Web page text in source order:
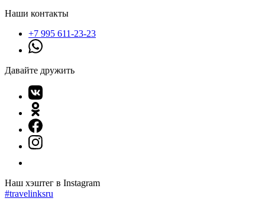
Наши контакты
+7 995 611-23-23
Давайте дружить
Наш хэштег в Instagram
#travelinksru